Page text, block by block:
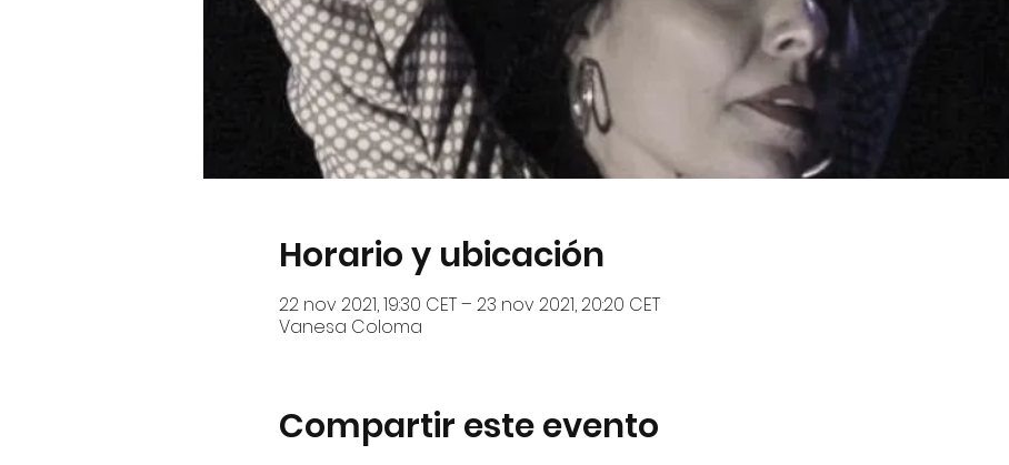
Horario y ubicación
22 nov 2021, 19:30 CET – 23 nov 2021, 20:20 CET
Vanesa Coloma
Compartir este evento